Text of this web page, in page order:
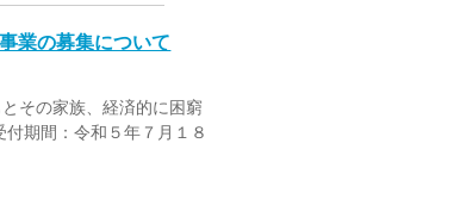
業の募集について
その家族、経済的に困窮
期間：令和５年７月１８